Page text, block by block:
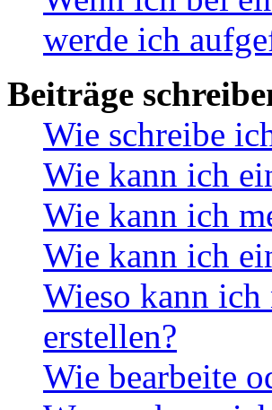
werde ich
Beiträge
Wie schreibe
Wie kann ich
Wie kann ich
Wie kann ich
Wieso kann
erstellen?
Wie bearbeite